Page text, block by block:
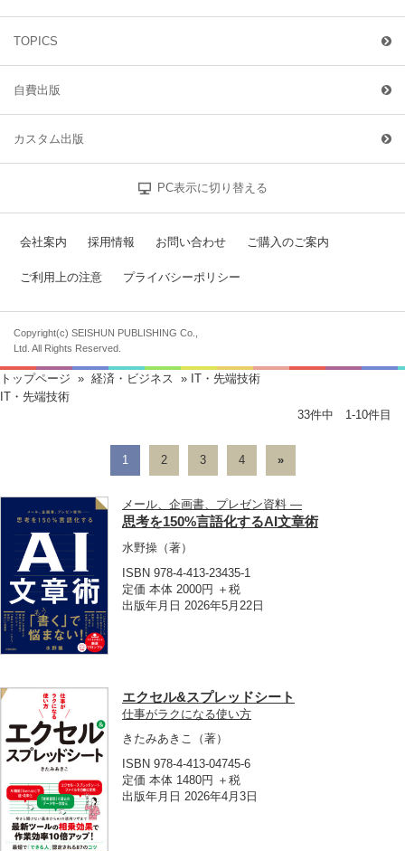
TOPICS
自費出版
カスタム出版
PC表示に切り替える
会社案内 採用情報 お問い合わせ ご購入のご案内
ご利用上の注意 プライバシーポリシー
Copyright(c) SEISHUN PUBLISHING Co.,
Ltd. All Rights Reserved.
トップページ » 経済・ビジネス
» IT・先端技術
IT・先端技術
33件中 1-10件目
1 2 3 4 »
メール、企画書、プレゼン資料 ―
思考を150%言語化するAI文章術
水野操 （著）
ISBN 978-4-413-23435-1
定価 本体 2000円 ＋税
出版年月日 2026年5月22日
エクセル&スプレッドシート
仕事がラクになる使い方
きたみあきこ
（著）
ISBN 978-4-413-04745-6
定価 本体 1480円 ＋税
出版年月日 2026年4月3日